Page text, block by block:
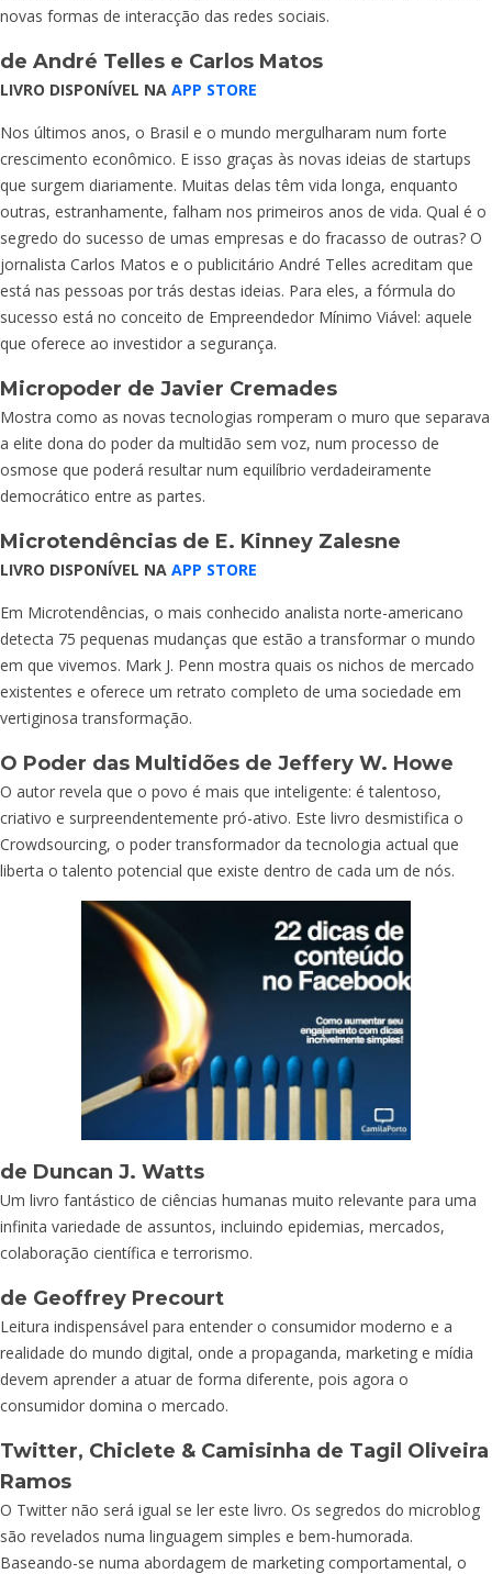
novas formas de interacção das redes sociais.
de André Telles e Carlos Matos
LIVRO DISPONÍVEL NA APP STORE
Nos últimos anos, o Brasil e o mundo mergulharam num forte
crescimento econômico. E isso graças às novas ideias de startups
que surgem diariamente. Muitas delas têm vida longa, enquanto
outras, estranhamente, falham nos primeiros anos de vida. Qual é o
segredo do sucesso de umas empresas e do fracasso de outras? O
jornalista Carlos Matos e o publicitário André Telles acreditam que
está nas pessoas por trás destas ideias. Para eles, a fórmula do
sucesso está no conceito de Empreendedor Mínimo Viável: aquele
que oferece ao investidor a segurança.
Micropoder de Javier Cremades
Mostra como as novas tecnologias romperam o muro que separava
a elite dona do poder da multidão sem voz, num processo de
osmose que poderá resultar num equilíbrio verdadeiramente
democrático entre as partes.
Microtendências de E. Kinney Zalesne
LIVRO DISPONÍVEL NA APP STORE
Em Microtendências, o mais conhecido analista norte-americano
detecta 75 pequenas mudanças que estão a transformar o mundo
em que vivemos. Mark J. Penn mostra quais os nichos de mercado
existentes e oferece um retrato completo de uma sociedade em
vertiginosa transformação.
O Poder das Multidões de Jeffery W. Howe
O autor revela que o povo é mais que inteligente: é talentoso,
criativo e surpreendentemente pró-ativo. Este livro desmistifica o
Crowdsourcing, o poder transformador da tecnologia actual que
liberta o talento potencial que existe dentro de cada um de nós.
de Duncan J. Watts
Um livro fantástico de ciências humanas muito relevante para uma
infinita variedade de assuntos, incluindo epidemias, mercados,
colaboração científica e terrorismo.
de Geoffrey Precourt
Leitura indispensável para entender o consumidor moderno e a
realidade do mundo digital, onde a propaganda, marketing e mídia
devem aprender a atuar de forma diferente, pois agora o
consumidor domina o mercado.
Twitter, Chiclete & Camisinha de Tagil Oliveira
Ramos
O Twitter não será igual se ler este livro. Os segredos do microblog
são revelados numa linguagem simples e bem-humorada.
Baseando-se numa abordagem de marketing comportamental, o